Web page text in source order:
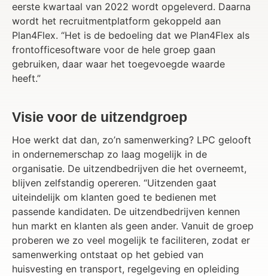
eerste kwartaal van 2022 wordt opgeleverd. Daarna
wordt het recruitmentplatform gekoppeld aan
Plan4Flex. “Het is de bedoeling dat we Plan4Flex als
frontofficesoftware voor de hele groep gaan
gebruiken, daar waar het toegevoegde waarde
heeft.”
Visie voor de uitzendgroep
Hoe werkt dat dan, zo’n samenwerking? LPC gelooft
in ondernemerschap zo laag mogelijk in de
organisatie. De uitzendbedrijven die het overneemt,
blijven zelfstandig opereren. “Uitzenden gaat
uiteindelijk om klanten goed te bedienen met
passende kandidaten. De uitzendbedrijven kennen
hun markt en klanten als geen ander. Vanuit de groep
proberen we zo veel mogelijk te faciliteren, zodat er
samenwerking ontstaat op het gebied van
huisvesting en transport, regelgeving en opleiding